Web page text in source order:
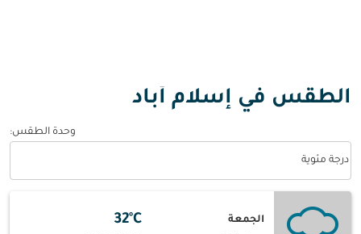
الطقس في إسلام أباد
وحدة الطقس:
درجة مئوية
الجمعة
32°C